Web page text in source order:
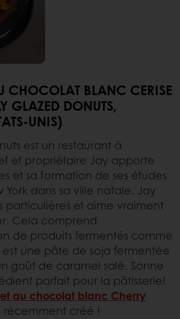
CHOCOLAT BLANC CERISE
GLAZED DONUTS,
UNIS)
est un restaurant à
et propriétaire Jay apporte
et sa formation de ses études
York dans sa ville natale. Jay
particulières et aime vraiment
Cela comprend
de produits fermentés comme
est une pâte de soja fermentée
goût de caramel salé. Sonne
parfait pour la pâtisserie!
au chocolat blanc Cherry
récemment créé !